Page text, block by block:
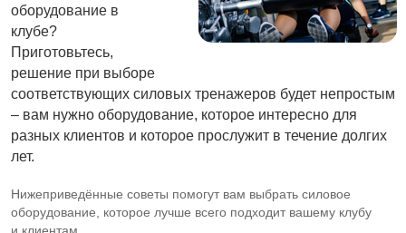
оборудование в
клубе?
Приготовьтесь,
решение при выборе
соответствующих силовых тренажеров будет непростым
– вам нужно оборудование, которое интересно для
разных клиентов и которое прослужит в течение долгих
лет.
Нижеприведённые советы помогут вам выбрать силовое
оборудование, которое лучше всего подходит вашему клубу